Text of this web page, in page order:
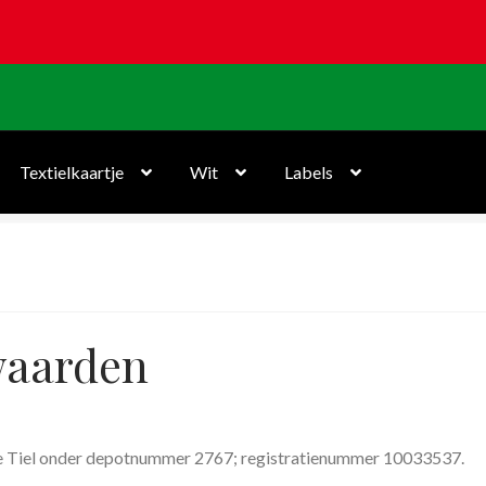
Textielkaartje Wit Labels
Tiel onder depotnummer 2767; registratienummer 10033537.